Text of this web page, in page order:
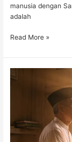
manusia dengan
adalah
Read More »
Amatir